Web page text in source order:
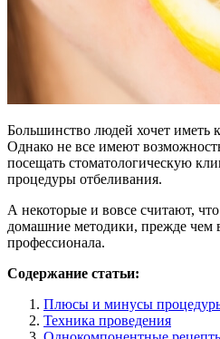
Большинство людей хочет иметь
Однако не все имеют
посещать стоматологическую
процедуры отбеливания.
А некоторые и вовсе считают,
домашние методики, прежде чем
профессионала.
Содержание статьи:
Плюсы и минусы
Техника проведения